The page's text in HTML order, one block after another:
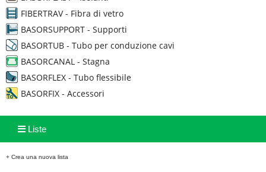
FIBERTRAV - Fibra di vetro
BASORSUPPORT - Supporti
BASORTUB - Tubo per conduzione cavi
BASORCANAL - Stagna
BASORFLEX - Tubo flessibile
BASORFIX - Accessori
Liste
+ Crea una nuova lista